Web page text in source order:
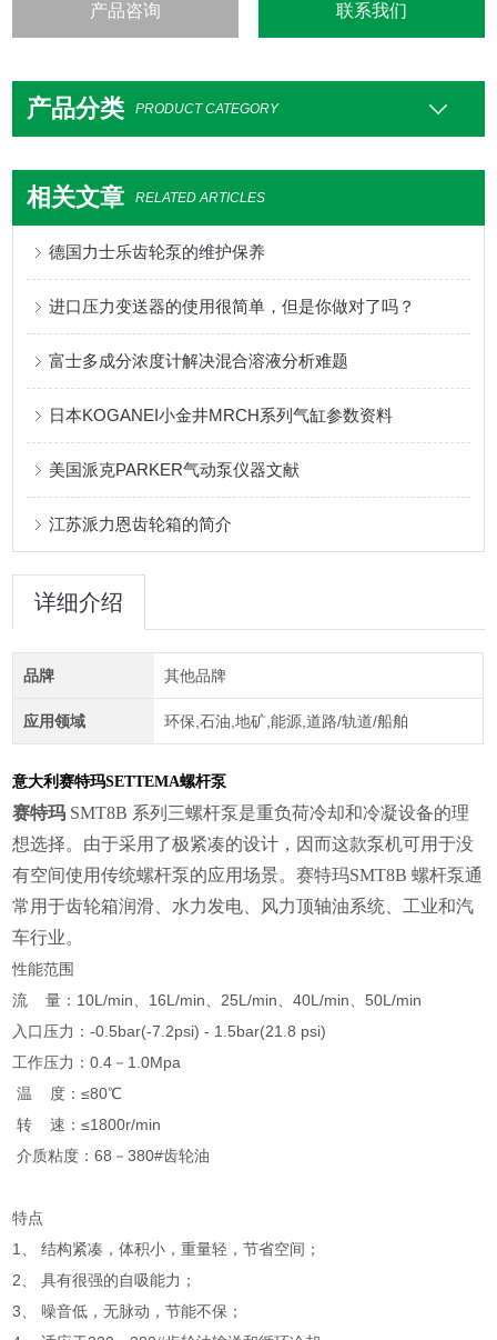
产品咨询 联系我们
产品分类 PRODUCT CATEGORY
相关文章 RELATED ARTICLES
德国力士乐齿轮泵的维护保养
进口压力变送器的使用很简单，但是你做对了吗？
富士多成分浓度计解决混合溶液分析难题
日本KOGANEI小金井MRCH系列气缸参数资料
美国派克PARKER气动泵仪器文献
江苏派力恩齿轮箱的简介
详细介绍
品牌 其他品牌
应用领域 环保,石油,地矿,能源,道路/轨道/船舶
意大利赛特玛SETTEMA螺杆泵
赛特玛 SMT8B 系列三螺杆泵是重负荷冷却和冷凝设备的理
想选择。由于采用了极紧凑的设计，因而这款泵机可用于没
有空间使用传统螺杆泵的应用场景。赛特玛SMT8B 螺杆泵通
常用于齿轮箱润滑、水力发电、风力顶轴油系统、工业和汽
车行业。
性能范围
流 量：10L/min、16L/min、25L/min、40L/min、50L/min
入口压力：-0.5bar(-7.2psi) - 1.5bar(21.8 psi)
工作压力：0.4－1.0Mpa
温 度：≤80℃
转 速：≤1800r/min
介质粘度：68－380#齿轮油
特点
1、 结构紧凑，体积小，重量轻，节省空间；
2、 具有很强的自吸能力；
3、 噪音低，无脉动，节能不保；